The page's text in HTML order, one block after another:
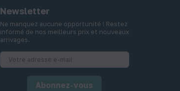
Newsletter
Ne manquez aucune opportunité ! Restez
informé de nos meilleurs prix et nouveaux
arrivages.
Abonnez-vous